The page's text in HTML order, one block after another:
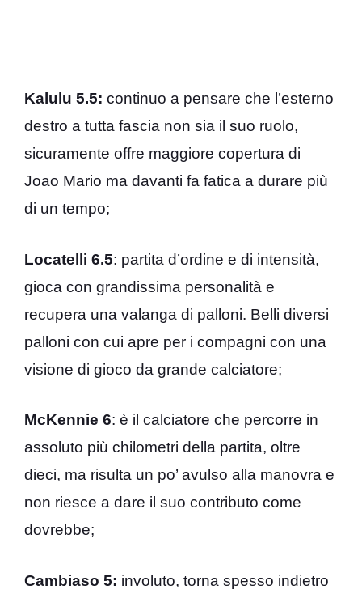
Kalulu 5.5: continuo a pensare che l’esterno
destro a tutta fascia non sia il suo ruolo,
sicuramente offre maggiore copertura di
Joao Mario ma davanti fa fatica a durare più
di un tempo;
Locatelli 6.5: partita d’ordine e di intensità,
gioca con grandissima personalità e
recupera una valanga di palloni. Belli diversi
palloni con cui apre per i compagni con una
visione di gioco da grande calciatore;
McKennie 6: è il calciatore che percorre in
assoluto più chilometri della partita, oltre
dieci, ma risulta un po’ avulso alla manovra e
non riesce a dare il suo contributo come
dovrebbe;
Cambiaso 5: involuto, torna spesso indietro